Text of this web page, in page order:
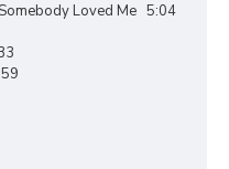
Loved Me 5:04